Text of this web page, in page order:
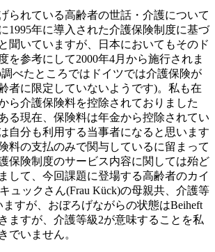
られている高齢者の世話・介護について
1995年に導入された介護保険制度に基づ
聞いていますが、日本においてもそのド
を参考にして2000年4月から施行されま
べたところではドイツでは介護保険が
者に限定していないようです)。私も在
ら介護保険料を控除されておりました
る現在、保険料は年金から控除されてい
自分も利用する当事者になると思います
料の支払のみで関与しているに留まって
保険制度のサービス内容に関しては殆ど
して、今回課題に登場する高齢者のカイ
ュックさん(Frau Kück)の母親共、介護等
すが、おぼろげながらの状態はBeiheft
ますが、介護等級2が意味することを私
でいません。